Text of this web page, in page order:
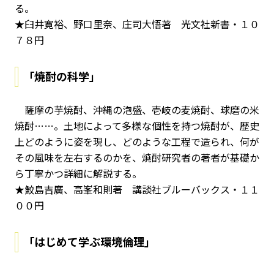
る。
★臼井寛裕、野口里奈、庄司大悟著 光文社新書・１０
７８円
「焼酎の科学」
薩摩の芋焼酎、沖縄の泡盛、壱岐の麦焼酎、球磨の米
焼酎……。土地によって多様な個性を持つ焼酎が、歴史
上どのように姿を現し、どのような工程で造られ、何が
その風味を左右するのかを、焼酎研究者の著者が基礎か
ら丁寧かつ詳細に解説する。
★鮫島吉廣、高峯和則著 講談社ブルーバックス・１１
００円
「はじめて学ぶ環境倫理」